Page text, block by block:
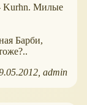
Kurhn. Милые
Барби,
admin